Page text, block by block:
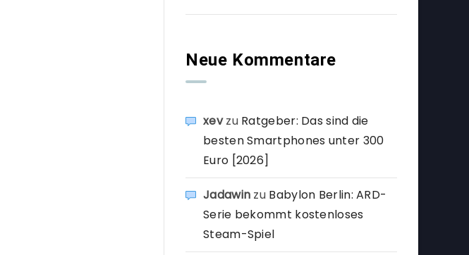
Neue Kommentare
xevzu Ratgeber: Das sind die
besten Smartphones unter 300
Euro [2026]
Jadawin zu Babylon Berlin: ARD-
Serie bekommt kostenloses
Steam-Spiel